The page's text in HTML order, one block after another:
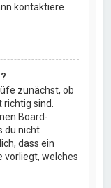
kontaktiere
zunächst, ob
sind.
Board-
du nicht
dass ein
vorliegt, welches